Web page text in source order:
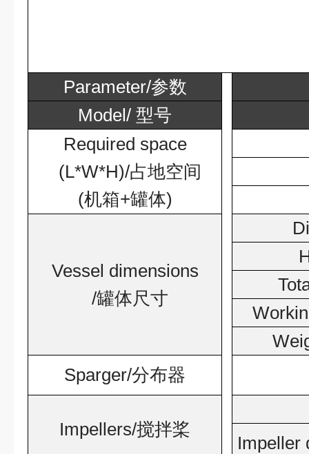
Parameter/参数
Model/ 型号
Required space
(L*W*H)/占地空间
(机箱+罐体)
Vessel dimensions
/罐体尺寸
Sparger/分布器
Impellers/搅拌桨
Impeller